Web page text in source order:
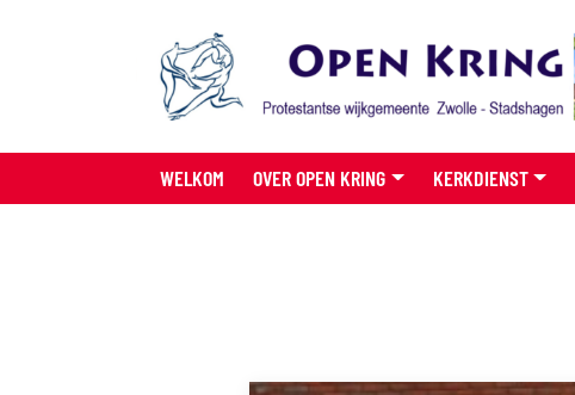
WELKOM OVER OPEN KRING KERKDIENST